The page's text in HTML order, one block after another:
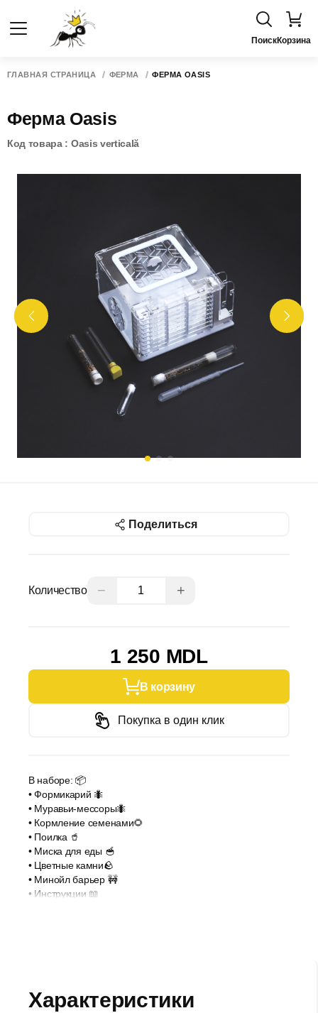
ПоискКорзина
ГЛАВНАЯ СТРАНИЦА ФЕРМА ФЕРМА OASIS
Ферма Oasis
Код товара : Oasis verticală
Поделиться
Количество − +
1 250 MDL
В корзину
Покупка в один клик
В наборе: 📦
• Формикарий 🐜
• Муравьи-мессоры🐜
• Кормление семенами🌻
• Поилка 🥤
• Миска для еды 🥣
• Цветные камни🪨
• Минойл барьер 🚧
• Инструкции 📖
Характеристики